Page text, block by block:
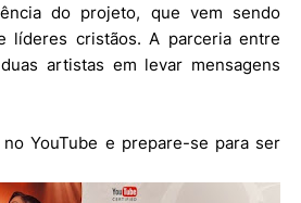
do projeto, que vem sendo
líderes cristãos. A parceria entre
artistas em levar mensagens
YouTube e prepare-se para ser